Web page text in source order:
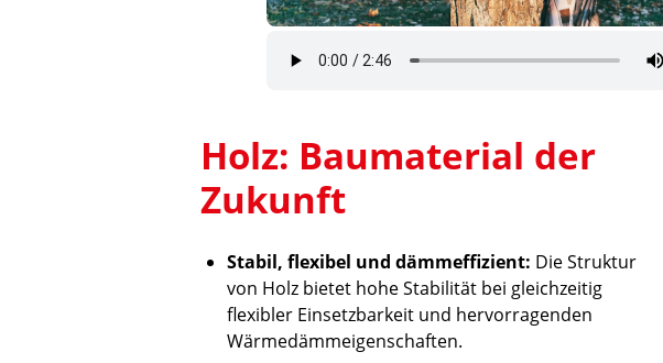
Holz: Baumaterial der
Zukunft
Stabil, flexibel und dämmeffizient: Die Struktur
von Holz bietet hohe Stabilität bei gleichzeitig
flexibler Einsetzbarkeit und hervorragenden
Wärmedämmeigenschaften.